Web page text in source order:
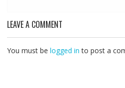
LEAVE A COMMENT
You must be logged in to post a